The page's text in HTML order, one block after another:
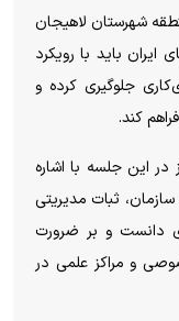
شهرستان لاهیجان
باید با رویکرد
جلوگیری کرده و
کند.
این جلسه با اشاره
ثبات مدیریتی
دانست و بر ضرورت
و مراکز علمی در